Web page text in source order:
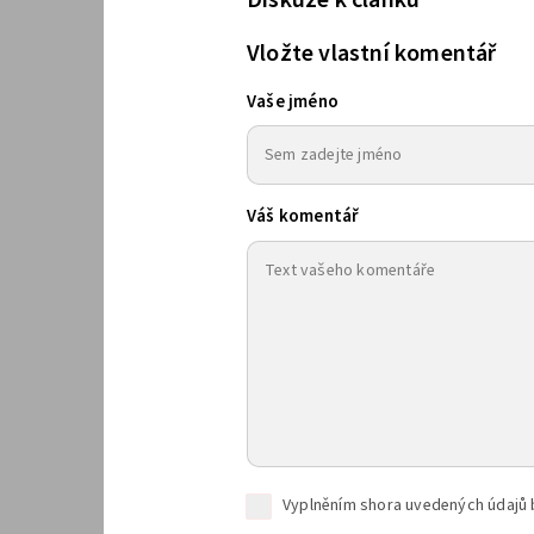
Vložte vlastní komentář
Vaše jméno
Váš komentář